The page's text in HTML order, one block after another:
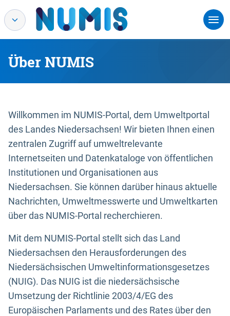
Über NUMIS
Willkommen im NUMIS-Portal, dem Umweltportal
des Landes Niedersachsen! Wir bieten Ihnen einen
zentralen Zugriff auf umweltrelevante
Internetseiten und Datenkataloge von öffentlichen
Institutionen und Organisationen aus
Niedersachsen. Sie können darüber hinaus aktuelle
Nachrichten, Umweltmesswerte und Umweltkarten
über das NUMIS-Portal recherchieren.
Mit dem NUMIS-Portal stellt sich das Land
Niedersachsen den Herausforderungen des
Niedersächsischen Umweltinformationsgesetzes
(NUIG). Das NUIG ist die niedersächsische
Umsetzung der Richtlinie 2003/4/EG des
Europäischen Parlaments und des Rates über den